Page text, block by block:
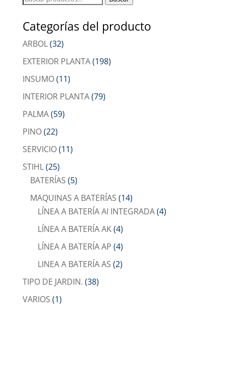
Categorías del producto
ARBOL(32)
EXTERIOR PLANTA(198)
INSUMO(11)
INTERIOR PLANTA(79)
PALMA(59)
PINO(22)
SERVICIO(11)
STIHL(25)
BATERÍAS (5)
MAQUINAS A BATERÍAS (14)
LÍNEA A BATERÍA AI INTEGRADA(4)
LÍNEA A BATERÍA AK(4)
LÍNEA A BATERÍA AP (4)
LINEA A BATERÍA AS (2)
TIPO DE JARDIN. (38)
VARIOS (1)